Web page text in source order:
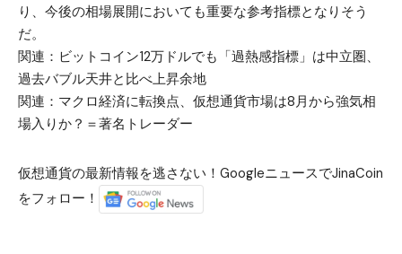
り、今後の相場展開においても重要な参考指標となりそう
だ。
関連： ビットコイン12万ドルでも「過熱感指標」は中立圏、
過去バブル天井と比べ上昇余地
関連： マクロ経済に転換点、仮想通貨市場は8月から強気相
場入りか？＝著名トレーダー
仮想通貨の最新情報を逃さない！GoogleニュースでJinaCoin
をフォロー！